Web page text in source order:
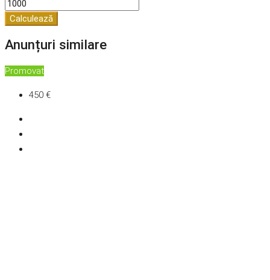
Calculează
Anunțuri similare
Promovat
450 €